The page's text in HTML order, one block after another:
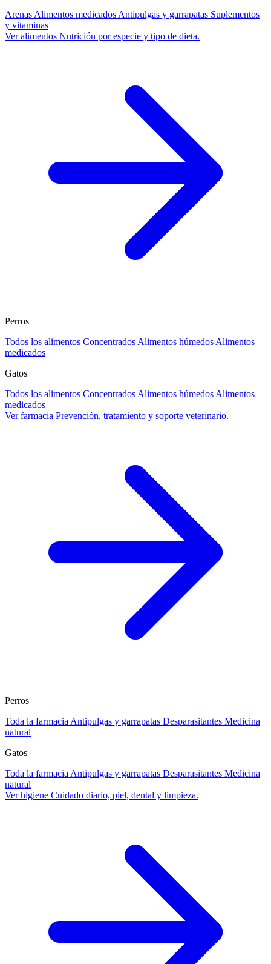
Arenas Alimentos medicados Antipulgas y garrapatas Suplementos
y vitaminas
Ver alimentos Nutrición por especie y tipo de dieta.
Perros
Todos los alimentos Concentrados Alimentos húmedos Alimentos
medicados
Gatos
Todos los alimentos Concentrados Alimentos húmedos Alimentos
medicados
Ver farmacia Prevención, tratamiento y soporte veterinario.
Perros
Toda la farmacia Antipulgas y garrapatas Desparasitantes Medicina
natural
Gatos
Toda la farmacia Antipulgas y garrapatas Desparasitantes Medicina
natural
Ver higiene Cuidado diario, piel, dental y limpieza.